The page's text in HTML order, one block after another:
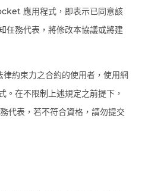
應用程式，即表示已同意該
任務代表，將修改本協議或將建
約束力之合約的使用者，使用網
在不限制上述規定之前提下，
代表，若不符合資格，請勿提交